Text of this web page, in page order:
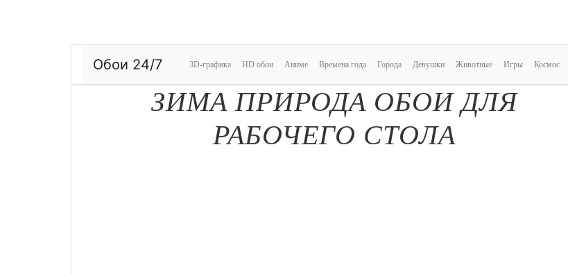
Обои 24/7 3D-графика HD обои Аниме Времена года Города Девушки Животные Игры Космос
ЗИМА ПРИРОДА ОБОИ ДЛЯ
РАБОЧЕГО СТОЛА